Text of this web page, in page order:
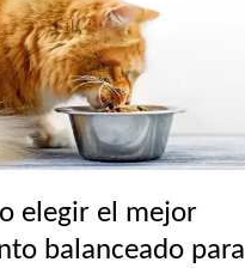
elegir el mejor
balanceado para